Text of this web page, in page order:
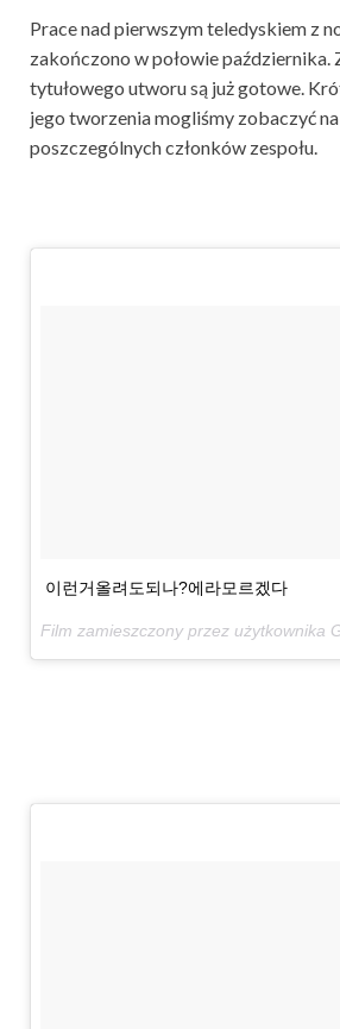
Prace nad pierwszym teledyskiem z
zakończono w połowie października.
tytułowego utworu są już gotowe.
jego tworzenia mogliśmy zobaczyć
poszczególnych członków zespołu.
이런거올려도되나?에라모르겠다